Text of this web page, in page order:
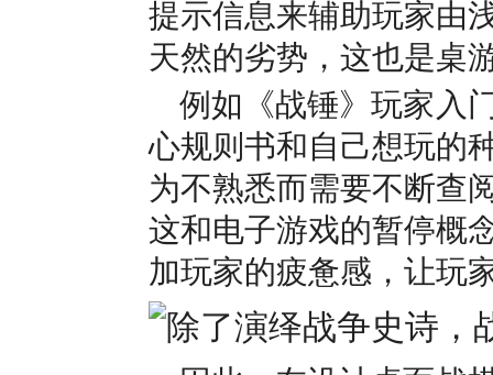
提示信息来辅助玩家由
天然的劣势，这也是桌
例如《战锤》玩家入
心规则书和自己想玩的
为不熟悉而需要不断查
这和电子游戏的暂停概
加玩家的疲惫感，让玩